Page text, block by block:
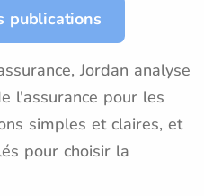
publications
Jordan analyse
l'assurance pour les
simples et claires, et
pour choisir la